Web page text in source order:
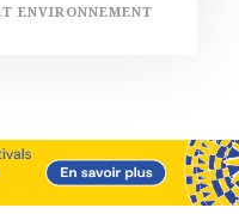
ENVIRONNEMENT